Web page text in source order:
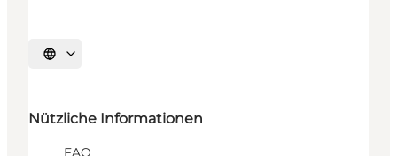
Sprache auswählen
Nützliche Informationen
FAQ